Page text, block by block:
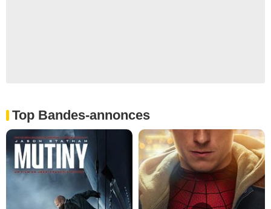
Top Bandes-annonces